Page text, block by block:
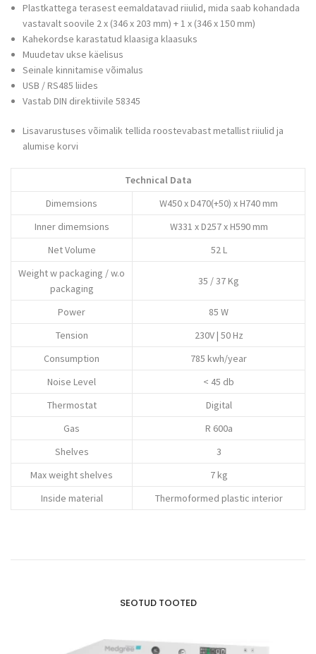
Plastkattega terasest eemaldatavad riiulid, mida saab kohandada
vastavalt soovile 2 x (346 x 203 mm) + 1 x (346 x 150 mm)
Kahekordse karastatud klaasiga klaasuks
Muudetav ukse käelisus
Seinale kinnitamise võimalus
USB / RS485 liides
Vastab DIN direktiivile 58345
Lisavarustuses võimalik tellida roostevabast metallist riiulid ja
alumise korvi
Technical Data
Dimemsions
W450 x D470(+50) x H740 mm
Inner dimemsions
W331 x D257 x H590 mm
Net Volume
52 L
Weight w packaging / w.o
packaging
35 / 37 Kg
Power
85 W
Tension
230V | 50 Hz
Consumption
785 kwh/year
Noise Level
< 45 db
Thermostat
Digital
Gas
R 600a
Shelves
3
Max weight shelves
7 kg
Inside material
Thermoformed plastic interior
SEOTUD TOOTED